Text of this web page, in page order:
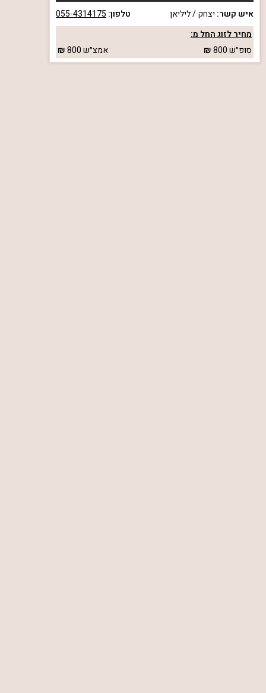
איש קשר: יצחק / ליליאן טלפון: 055-4314175
מחיר לזוג החל מ:
סופ״ש800 אמצ״ש800